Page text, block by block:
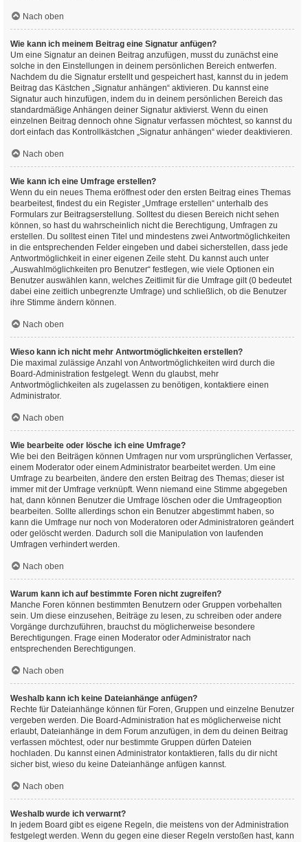
Nach oben
Wie kann ich meinem Beitrag eine Signatur anfügen?
Um eine Signatur an deinen Beitrag anzufügen, musst du zunächst eine
solche in den Einstellungen in deinem persönlichen Bereich entwerfen.
Nachdem du die Signatur erstellt und gespeichert hast, kannst du in jedem
Beitrag das Kästchen „Signatur anhängen“ aktivieren. Du kannst eine
Signatur auch hinzufügen, indem du in deinem persönlichen Bereich das
standardmäßige Anhängen deiner Signatur aktivierst. Wenn du einen
einzelnen Beitrag dennoch ohne Signatur verfassen möchtest, so kannst du
dort einfach das Kontrollkästchen „Signatur anhängen“ wieder deaktivieren.
Nach oben
Wie kann ich eine Umfrage erstellen?
Wenn du ein neues Thema eröffnest oder den ersten Beitrag eines Themas
bearbeitest, findest du ein Register „Umfrage erstellen“ unterhalb des
Formulars zur Beitragserstellung. Solltest du diesen Bereich nicht sehen
können, so hast du wahrscheinlich nicht die Berechtigung, Umfragen zu
erstellen. Du solltest einen Titel und mindestens zwei Antwortmöglichkeiten
in die entsprechenden Felder eingeben und dabei sicherstellen, dass jede
Antwortmöglichkeit in einer eigenen Zeile steht. Du kannst auch unter
„Auswahlmöglichkeiten pro Benutzer“ festlegen, wie viele Optionen ein
Benutzer auswählen kann, welches Zeitlimit für die Umfrage gilt (0 bedeutet
dabei eine zeitlich unbegrenzte Umfrage) und schließlich, ob die Benutzer
ihre Stimme ändern können.
Nach oben
Wieso kann ich nicht mehr Antwortmöglichkeiten erstellen?
Die maximal zulässige Anzahl von Antwortmöglichkeiten wird durch die
Board-Administration festgelegt. Wenn du glaubst, mehr
Antwortmöglichkeiten als zugelassen zu benötigen, kontaktiere einen
Administrator.
Nach oben
Wie bearbeite oder lösche ich eine Umfrage?
Wie bei den Beiträgen können Umfragen nur vom ursprünglichen Verfasser,
einem Moderator oder einem Administrator bearbeitet werden. Um eine
Umfrage zu bearbeiten, ändere den ersten Beitrag des Themas; dieser ist
immer mit der Umfrage verknüpft. Wenn niemand eine Stimme abgegeben
hat, dann können Benutzer die Umfrage löschen oder die Umfrageoption
bearbeiten. Sollte allerdings schon ein Benutzer abgestimmt haben, so
kann die Umfrage nur noch von Moderatoren oder Administratoren geändert
oder gelöscht werden. Dadurch soll die Manipulation von laufenden
Umfragen verhindert werden.
Nach oben
Warum kann ich auf bestimmte Foren nicht zugreifen?
Manche Foren können bestimmten Benutzern oder Gruppen vorbehalten
sein. Um diese einzusehen, Beiträge zu lesen, zu schreiben oder andere
Vorgänge durchzuführen, brauchst du möglicherweise besondere
Berechtigungen. Frage einen Moderator oder Administrator nach
entsprechenden Berechtigungen.
Nach oben
Weshalb kann ich keine Dateianhänge anfügen?
Rechte für Dateianhänge können für Foren, Gruppen und einzelne Benutzer
vergeben werden. Die Board-Administration hat es möglicherweise nicht
erlaubt, Dateianhänge in dem Forum anzufügen, in dem du deinen Beitrag
verfassen möchtest, oder nur bestimmte Gruppen dürfen Dateien
hochladen. Du kannst einen Administrator kontaktieren, falls du dir nicht
sicher bist, wieso du keine Dateianhänge anfügen kannst.
Nach oben
Weshalb wurde ich verwarnt?
In jedem Board gibt es eigene Regeln, die meistens von der Administration
festgelegt werden. Wenn du gegen eine dieser Regeln verstoßen hast, kann